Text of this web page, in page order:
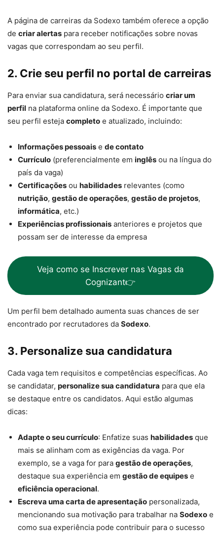
A página de carreiras da Sodexo também oferece a opção
de criar alertas para receber notificações sobre novas
vagas que correspondam ao seu perfil.
2. Crie seu perfil no portal de carreiras
Para enviar sua candidatura, será necessário criar um
perfil na plataforma online da Sodexo. É importante que
seu perfil esteja completo e atualizado, incluindo:
Informações pessoais e de contato
Currículo (preferencialmente em inglês ou na língua do
país da vaga)
Certificações ou habilidades relevantes (como
nutrição, gestão de operações, gestão de projetos,
informática, etc.)
Experiências profissionais anteriores e projetos que
possam ser de interesse da empresa
Veja como se Inscrever nas Vagas da
Cognizant👉
Um perfil bem detalhado aumenta suas chances de ser
encontrado por recrutadores da Sodexo.
3. Personalize sua candidatura
Cada vaga tem requisitos e competências específicas. Ao
se candidatar, personalize sua candidatura para que ela
se destaque entre os candidatos. Aqui estão algumas
dicas:
Adapte o seu currículo: Enfatize suas habilidades que
mais se alinham com as exigências da vaga. Por
exemplo, se a vaga for para gestão de operações,
destaque sua experiência em gestão de equipes e
eficiência operacional.
Escreva uma carta de apresentação personalizada,
mencionando sua motivação para trabalhar na Sodexo e
como sua experiência pode contribuir para o sucesso